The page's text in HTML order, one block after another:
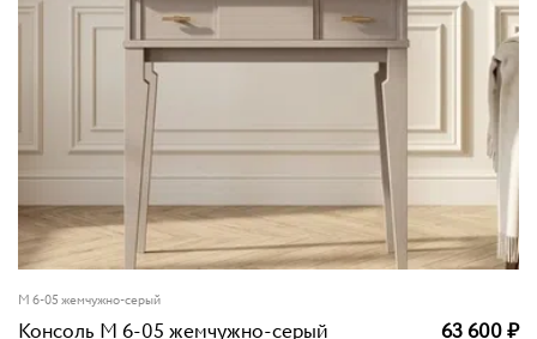
М 6-05 жемчужно-серый
Консоль М 6-05 жемчужно-серый 63 600₽